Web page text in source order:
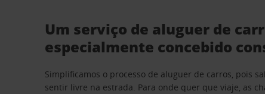
Um serviço de aluguer de
especialmente concebido
Simplificamos o processo de aluguer de carros, pois
sentir livre na estrada. Para onde quer que viaje, as